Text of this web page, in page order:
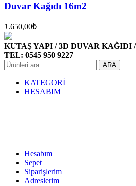
Duvar Kağıdı 16m2
1.650,00₺
KUTAŞ YAPI / 3D DUVAR KAĞIDI
TEL: 0545 950 9227
ARA
KATEGORİ
HESABIM
Hesabım
Sepet
Siparişlerim
Adreslerim